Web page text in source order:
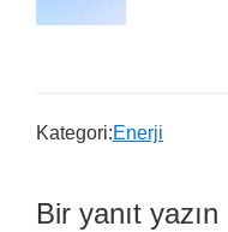
Kategori:Enerji
Bir yanıt yazın